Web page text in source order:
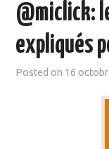
@miclick:
expliqués
Posted on 16